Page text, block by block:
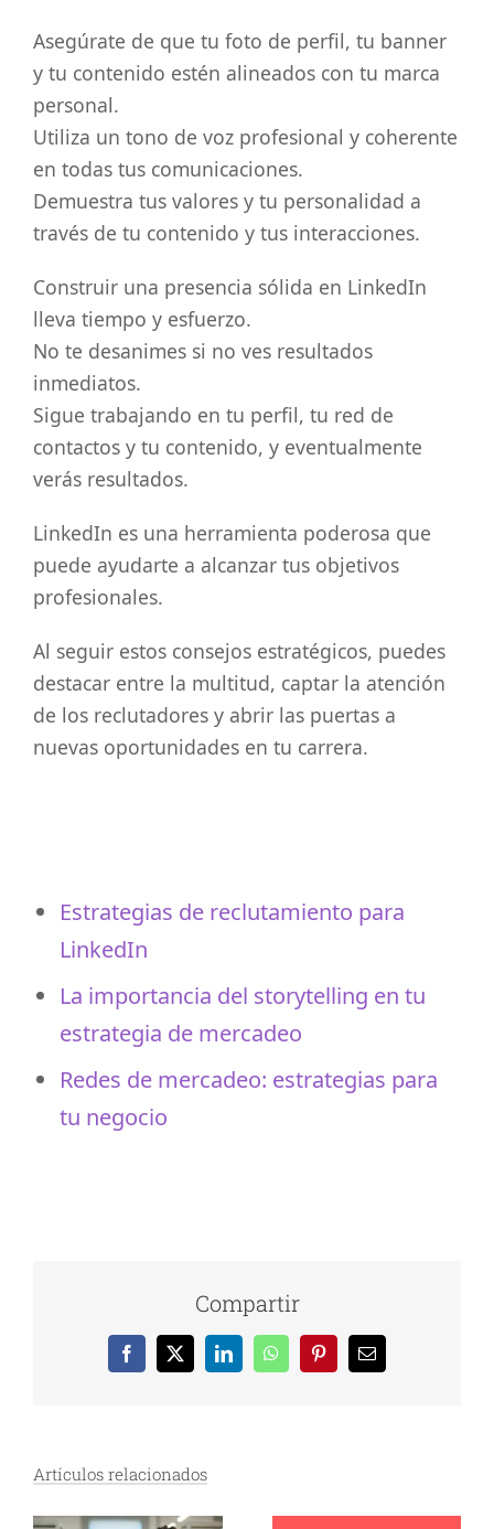
Asegúrate de que tu foto de perfil, tu banner
y tu contenido estén alineados con tu marca
personal.
Utiliza un tono de voz profesional y coherente
en todas tus comunicaciones.
Demuestra tus valores y tu personalidad a
través de tu contenido y tus interacciones.
Construir una presencia sólida en LinkedIn
lleva tiempo y esfuerzo.
No te desanimes si no ves resultados
inmediatos.
Sigue trabajando en tu perfil, tu red de
contactos y tu contenido, y eventualmente
verás resultados.
LinkedIn es una herramienta poderosa que
puede ayudarte a alcanzar tus objetivos
profesionales.
Al seguir estos consejos estratégicos, puedes
destacar entre la multitud, captar la atención
de los reclutadores y abrir las puertas a
nuevas oportunidades en tu carrera.
Estrategias de reclutamiento para
LinkedIn
La importancia del storytelling en tu
estrategia de mercadeo
Redes de mercadeo: estrategias para
tu negocio
Compartir
Facebook
X LinkedInWhatsAppPinterestCorreo
electrónico
Artículos relacionados